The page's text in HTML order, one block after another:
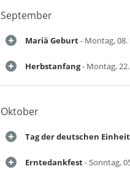
September
Mariä Geburt- Montag,
Herbstanfang- Montag,
Oktober
Tag der deutschen Einheit
Erntedankfest- Sonntag,